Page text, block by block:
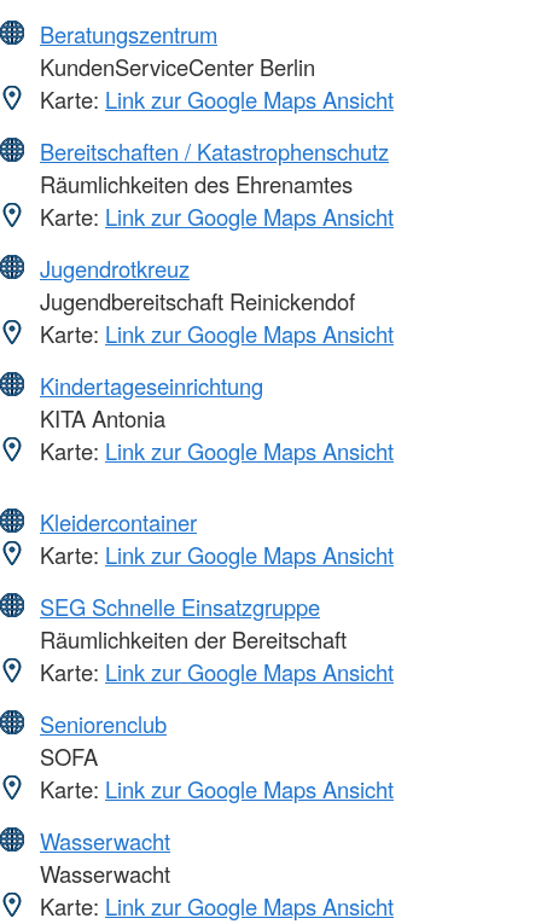
Beratungszentrum
KundenServiceCenter Berlin
Karte: Link zur Google Maps Ansicht
Bereitschaften / Katastrophenschutz
Räumlichkeiten des Ehrenamtes
Karte: Link zur Google Maps Ansicht
Jugendrotkreuz
Jugendbereitschaft Reinickendof
Karte: Link zur Google Maps Ansicht
Kindertageseinrichtung
KITA Antonia
Karte: Link zur Google Maps Ansicht
Kleidercontainer
Karte: Link zur Google Maps Ansicht
SEG Schnelle Einsatzgruppe
Räumlichkeiten der Bereitschaft
Karte: Link zur Google Maps Ansicht
Seniorenclub
SOFA
Karte: Link zur Google Maps Ansicht
Wasserwacht
Wasserwacht
Karte: Link zur Google Maps Ansicht